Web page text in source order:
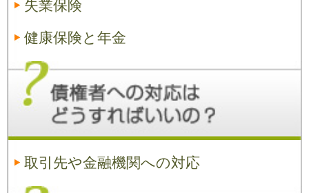
失業保険
健康保険と年金
取引先や金融機関への対応